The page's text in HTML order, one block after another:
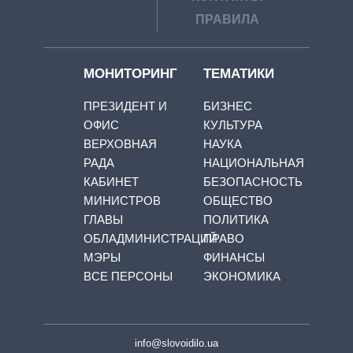
ПРАВИЛА
МОНИТОРИНГ
ПРЕЗИДЕНТ И
ОФИС
ВЕРХОВНАЯ
РАДА
КАБИНЕТ
МИНИСТРОВ
ГЛАВЫ
ОБЛАДМИНИСТРАЦИЙ
МЭРЫ
ВСЕ ПЕРСОНЫ
ТЕМАТИКИ
БИЗНЕС
КУЛЬТУРА
НАУКА
НАЦИОНАЛЬНАЯ
БЕЗОПАСНОСТЬ
ОБЩЕСТВО
ПОЛИТИКА
ПРАВО
ФИНАНСЫ
ЭКОНОМИКА
info@slovoidilo.ua